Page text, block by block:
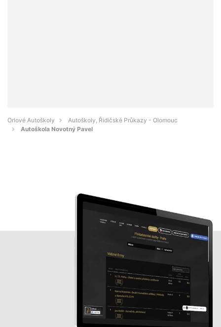
Orlové Autoškoly
Autoškoly, Řidičské Průkazy - Olomouc
Autoškola Novotný Pavel